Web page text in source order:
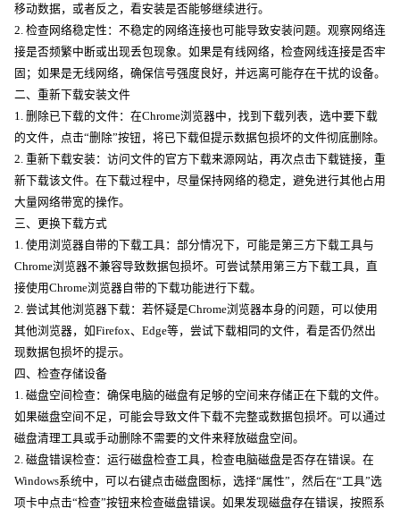
移动数据，或者反之，看安装是否能够继续进行。
2. 检查网络稳定性：不稳定的网络连接也可能导致安装问题。观察网络连
接是否频繁中断或出现丢包现象。如果是有线网络，检查网线连接是否牢
固；如果是无线网络，确保信号强度良好，并远离可能存在干扰的设备。
二、重新下载安装文件
1. 删除已下载的文件：在Chrome浏览器中，找到下载列表，选中要下载
的文件，点击“删除”按钮，将已下载但提示数据包损坏的文件彻底删除。
2. 重新下载安装：访问文件的官方下载来源网站，再次点击下载链接，重
新下载该文件。在下载过程中，尽量保持网络的稳定，避免进行其他占用
大量网络带宽的操作。
三、更换下载方式
1. 使用浏览器自带的下载工具：部分情况下，可能是第三方下载工具与
Chrome浏览器不兼容导致数据包损坏。可尝试禁用第三方下载工具，直
接使用Chrome浏览器自带的下载功能进行下载。
2. 尝试其他浏览器下载：若怀疑是Chrome浏览器本身的问题，可以使用
其他浏览器，如Firefox、Edge等，尝试下载相同的文件，看是否仍然出
现数据包损坏的提示。
四、检查存储设备
1. 磁盘空间检查：确保电脑的磁盘有足够的空间来存储正在下载的文件。
如果磁盘空间不足，可能会导致文件下载不完整或数据包损坏。可以通过
磁盘清理工具或手动删除不需要的文件来释放磁盘空间。
2. 磁盘错误检查：运行磁盘检查工具，检查电脑磁盘是否存在错误。在
Windows系统中，可以右键点击磁盘图标，选择“属性”，然后在“工具”选
项卡中点击“检查”按钮来检查磁盘错误。如果发现磁盘存在错误，按照系